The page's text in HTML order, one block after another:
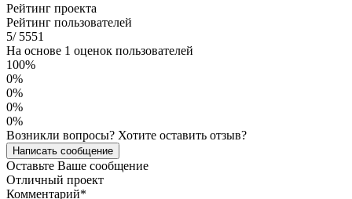
Рейтинг проекта
Рейтинг пользователей
5/5551
На основе 1 оценок пользователей
100%
0%
0%
0%
0%
Возникли вопросы? Хотите оставить отзыв?
Написать сообщение
Оставьте Ваше сообщение
Отличный проект
Комментарий*